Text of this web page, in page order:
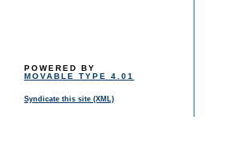
POWERED BY
MOVABLE TYPE 4.01
Syndicate this site (XML)